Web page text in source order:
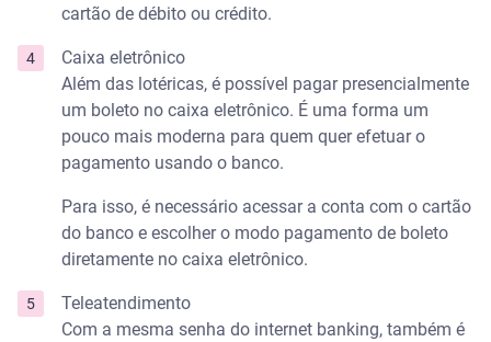
cartão de débito ou crédito.
Caixa eletrônico
Além das lotéricas, é possível pagar presencialmente
um boleto no caixa eletrônico. É uma forma um
pouco mais moderna para quem quer efetuar o
pagamento usando o banco.
Para isso, é necessário acessar a conta com o cartão
do banco e escolher o modo pagamento de boleto
diretamente no caixa eletrônico.
Teleatendimento
Com a mesma senha do internet banking, também é